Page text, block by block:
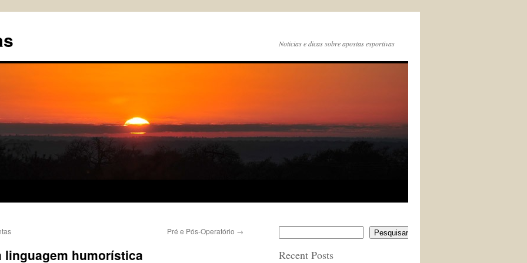
Noticias e dicas sobre apostas esportivas
Pré e Pós-Operatório →
humorística
Pesquisar
Recent Posts